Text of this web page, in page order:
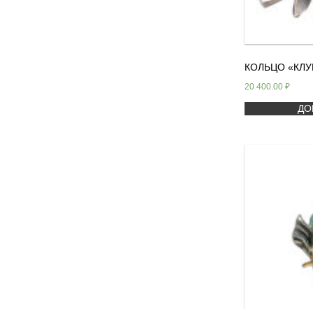
КОЛЬЦО
20 400.00 ₽